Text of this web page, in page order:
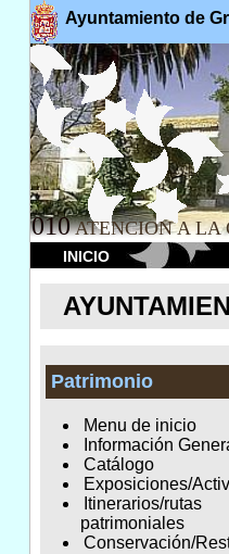
Ayuntamiento de
010 ATENCION A LA
INICIO
Patrimonio
Menu de inicio
Información
Catálogo
Exposiciones/
Itinerarios/rutas
patrimoniales
Conservación/